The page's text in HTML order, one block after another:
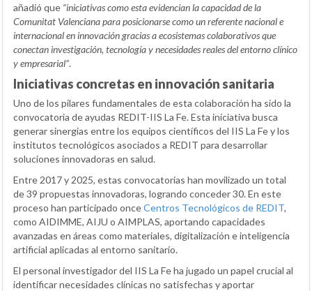
añadió que “iniciativas como esta evidencian la capacidad de la
Comunitat Valenciana para posicionarse como un referente nacional e
internacional en innovación gracias a ecosistemas colaborativos que
conectan investigación, tecnología y necesidades reales del entorno clínico
y empresarial”.
Iniciativas concretas en innovación sanitaria
Uno de los pilares fundamentales de esta colaboración ha sido la
convocatoria de ayudas REDIT-IIS La Fe. Esta iniciativa busca
generar sinergias entre los equipos científicos del IIS La Fe y los
institutos tecnológicos asociados a REDIT para desarrollar
soluciones innovadoras en salud.
Entre 2017 y 2025, estas convocatorias han movilizado un total
de 39 propuestas innovadoras, logrando conceder 30. En este
proceso han participado onceCentros Tecnológicos de REDIT,
como AIDIMME, AIJU o AIMPLAS, aportando capacidades
avanzadas en áreas como materiales, digitalización e inteligencia
artificial aplicadas al entorno sanitario.
El personal investigador del IIS La Fe ha jugado un papel crucial al
identificar necesidades clínicas no satisfechas y aportar